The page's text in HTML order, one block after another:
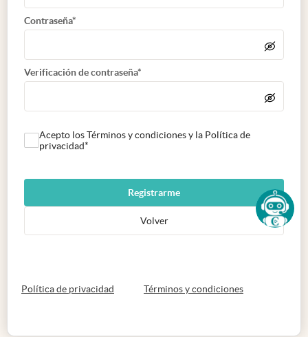
Contraseña*
Verificación de contraseña*
Acepto los Términos y condiciones y la Política de
privacidad*
Registrarme
Volver
Política de privacidad abre en nueva pestaña
Términos y condicionesabre en nueva